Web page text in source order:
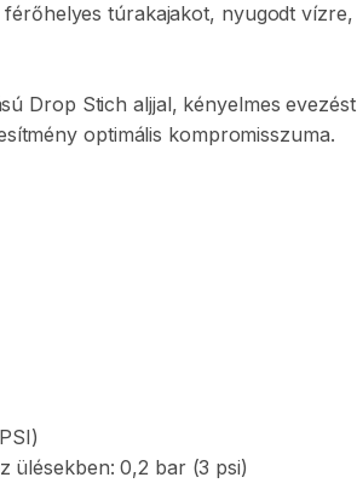
férőhelyes túrakajakot​,​ nyugodt vízre​,​
Drop Stich aljjal​,​ kényelmes evezést
optimális kompromisszuma.
PSI)
ülésekben: 0​,​2 bar (3 psi)